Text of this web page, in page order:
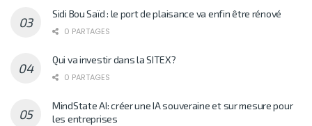
Sidi Bou Saïd : le port de plaisance va enfin être rénové
0 PARTAGES
Qui va investir dans la SITEX?
0 PARTAGES
MindState AI: créer une IA souveraine et sur mesure pour
les entreprises